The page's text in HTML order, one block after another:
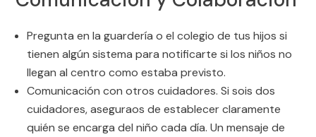
Pregunta en la guardería o el colegio de tus hijos si
tienen algún sistema para notificarte si los niños no
llegan al centro como estaba previsto.
Comunicación con otros cuidadores. Si sois dos
cuidadores, aseguraos de establecer claramente
quién se encarga del niño cada día. Un mensaje de